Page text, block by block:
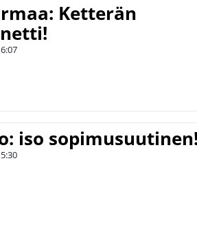
Ketterän
iso sopimusuutinen!